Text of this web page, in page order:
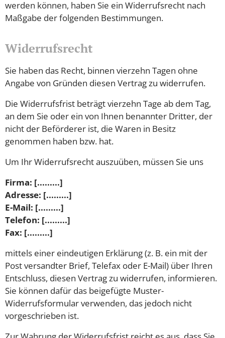
werden können, haben Sie ein Widerrufsrecht nach
Maßgabe der folgenden Bestimmungen.
Widerrufsrecht
Sie haben das Recht, binnen vierzehn Tagen ohne
Angabe von Gründen diesen Vertrag zu widerrufen.
Die Widerrufsfrist beträgt vierzehn Tage ab dem Tag,
an dem Sie oder ein von Ihnen benannter Dritter, der
nicht der Beförderer ist, die Waren in Besitz
genommen haben bzw. hat.
Um Ihr Widerrufsrecht auszuüben, müssen Sie uns
Firma: [.........]
Adresse: [.........]
E-Mail: [.........]
Telefon: [.........]
Fax: [.........]
mittels einer eindeutigen Erklärung (z. B. ein mit der
Post versandter Brief, Telefax oder E-Mail) über Ihren
Entschluss, diesen Vertrag zu widerrufen, informieren.
Sie können dafür das beigefügte Muster-
Widerrufsformular verwenden, das jedoch nicht
vorgeschrieben ist.